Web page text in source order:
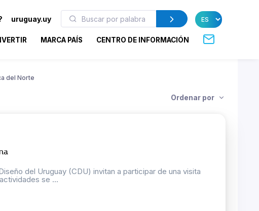
uruguay.uy
MARCA PAÍS CENTRO DE INFORMACIÓN
del Norte
Ordenar por
del Uruguay (CDU) invitan a participar de una visita
se ...